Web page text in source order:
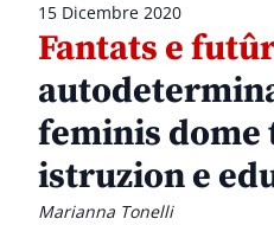
15 Dicembre 2020
Fantats e
feminis dome
istruzion e
Marianna Tonelli